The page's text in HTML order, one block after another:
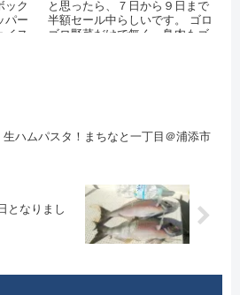
ック
パー
イス
と思ったら、７日から９日まで
半額セール中らしいです。 ゴロ
ゴロ野菜だけで無く、鳥肉もゴ
生ハムパスタ！まちなと一丁目＠浦添市
となりまし